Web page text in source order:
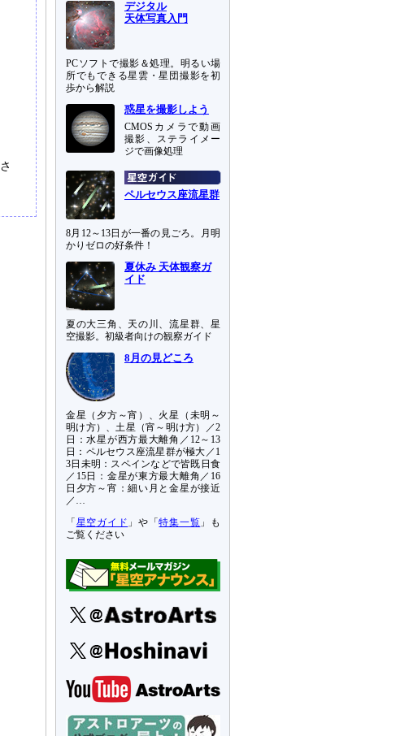
デジタル
天体写真入門
PCソフトで撮影＆処理。明るい場
所でもできる星雲・星団撮影を初
歩から解説
惑星を撮影しよう
CMOSカメラで動画
撮影、ステライメー
ジで画像処理
ペルセウス座流星群
8月12～13日が一番の見ごろ。月明
かりゼロの好条件！
夏休み 天体観察ガ
イド
夏の大三角、天の川、流星群、星
空撮影。初級者向けの観察ガイド
8月の見どころ
金星（夕方～宵）、火星（未明～
明け方）、土星（宵～明け方）／2
日：水星が西方最大離角／12～13
日：ペルセウス座流星群が極大／1
3日未明：スペインなどで皆既日食
／15日：金星が東方最大離角／16
日夕方～宵：細い月と金星が接近
／…
「 星空ガイド 」や「特集一覧 」も
ご覧ください